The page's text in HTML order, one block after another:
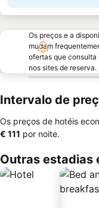
Os preços e a
mudam
ofertas que consulta
nos sites de reserva.
Intervalo de
Os preços de hotéis
‎€ 111 por noite.
Outras estadias